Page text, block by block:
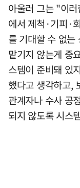
아울러 그는 "이
에서 제척·기피·
를 기대할 수 없는
맡기지 않는게 중
스템이 준비돼 있
했다고 생각하고,
관계자나 수사 공
되지 않도록 시스